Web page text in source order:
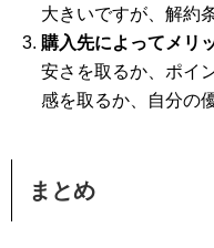
大きいですが、解約
購入先によってメリ
安さを取るか、ポイ
感を取るか、自分の
まとめ